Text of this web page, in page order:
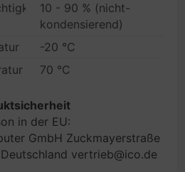
im Betrieb
10 - 90 % (nicht-
kondensierend)
-20 °C
70 °C
in der EU:
GmbH Zuckmayerstraße
vertrieb@ico.de